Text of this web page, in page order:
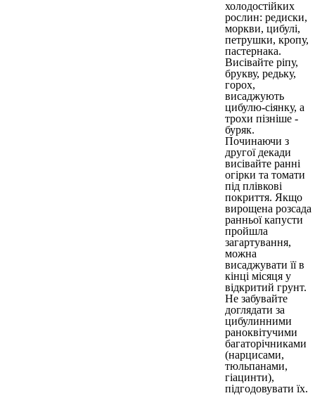
холодостійких
рослин: редиски,
моркви, цибулі,
петрушки, кропу,
пастернака.
Висівайте ріпу,
брукву, редьку,
горох,
висаджують
цибулю-сіянку, а
трохи пізніше -
буряк.
Починаючи з
другої декади
висівайте ранні
огірки та томати
під плівкові
покриття. Якщо
вирощена розсада
ранньої капусти
пройшла
загартування,
можна
висаджувати її в
кінці місяця у
відкритий грунт.
Не забувайте
доглядати за
цибулинними
раноквітучими
багаторічниками
(нарцисами,
тюльпанами,
гіацинти),
підгодовувати їх.